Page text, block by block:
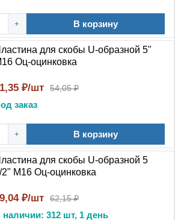
+ В корзину
для скобы U-образной 5"
Оц-оцинковка
₽/шт 54,05 ₽
заказ
+ В корзину
для скобы U-образной 5
2" М16 Оц-оцинковка
₽/шт 62,15 ₽
наличии: 312 шт, 1 день